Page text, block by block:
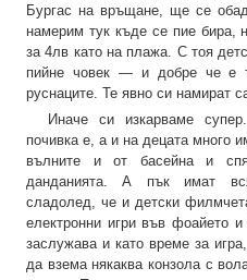
Бургас на връщане, ще се
намерим тук къде се пие бира,
за 4лв като на плажа. С тоя
пийне човек — и добре че е
руснаците. Те явно си намират
Иначе си изкарваме
почивка е, а и на децата много
вълните и от басейна и
данданията. А пък имат
сладолед, че и детски
електронни игри във фоайето
заслужава и като време за
да взема някаква конзола с